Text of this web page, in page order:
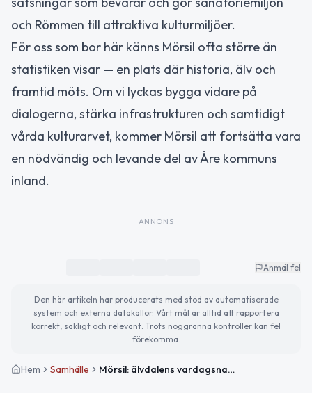
och Römmen till attraktiva kulturmiljöer.
För oss som bor här känns Mörsil ofta större än
statistiken visar — en plats där historia, älv och
framtid möts. Om vi lyckas bygga vidare på
dialogerna, stärka infrastrukturen och samtidigt
vårda kulturarvet, kommer Mörsil att fortsätta vara
en nödvändig och levande del av Åre kommuns
inland.
ANNONS
Anmäl fel
Den här artikeln har producerats med stöd av automatiserade
system och externa datakällor. Vårt mål är alltid att rapportera
korrekt, sakligt och relevant. Trots noggranna kontroller kan fel
förekomma.
Hem Samhälle Mörsil: älvdalens vardagsnav med historia, kraft och framtidstro